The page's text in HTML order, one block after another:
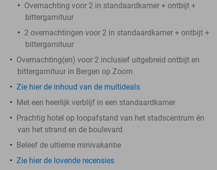
Overnachting voor 2 in standaardkamer + ontbijt +
bittergarnituur
2 overnachtingen voor 2 in standaardkamer + ontbijt +
bittergarnituur
Overnachting(en) voor 2 inclusief uitgebreid ontbijt en
bittergarnituur in Bergen op Zoom
Zie hier de inhoud van de multideals
Met een heerlijk verblijf in een standaardkamer
Prachtig hotel op loopafstand van het stadscentrum én
van het strand en de boulevard
Beleef de ultieme minivakantie
Zie hier de lovende recensies